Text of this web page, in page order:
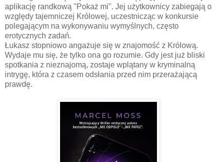
aplikację randkową "Pokaż mi". Jej użytkownicy zabiegają o
względy tajemniczej Królowej, uczestnicząc w konkursie
polegającym na wykonywaniu wymyślnych, często
erotycznych zadań.
Łukasz stopniowo angażuje się w znajomość z Królową.
Wydaje mu się, że tylko ona go rozumie. Gdy jest już bliski
spotkania z nieznajomą, zostaje wplątany w kryminalną
intrygę, która z czasem odsłania przed nim przerażającą
prawdę.